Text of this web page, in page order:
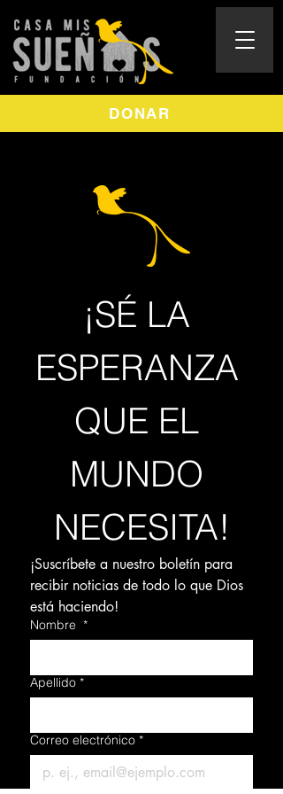
DONAR
¡SÉ LA
ESPERANZA
QUE EL
MUNDO
NECESITA!
¡Suscríbete a nuestro boletín para
recibir noticias de todo lo que Dios
está haciendo!
Nombre *
Apellido *
Correo electrónico *